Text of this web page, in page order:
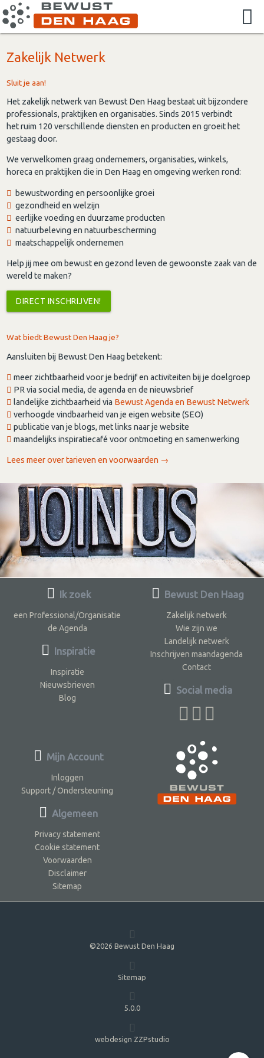
Zakelijk Netwerk
Sluit je aan!
Het zakelijk netwerk van Bewust Den Haag bestaat uit bijzondere
professionals, praktijken en organisaties. Sinds 2015 verbindt
het ruim 120 verschillende diensten en producten en groeit het
gestaag door.
We verwelkomen graag ondernemers, organisaties, winkels,
horeca en praktijken die in Den Haag en omgeving werken rond:
bewustwording en persoonlijke groei
gezondheid en welzijn
eerlijke voeding en duurzame producten
natuurbeleving en natuurbescherming
maatschappelijk ondernemen
Help jij mee om bewust en gezond leven de gewoonste zaak van de
wereld te maken?
DIRECT INSCHRIJVEN!
Wat biedt Bewust Den Haag je?
Aansluiten bij Bewust Den Haag betekent:
meer zichtbaarheid voor je bedrijf en activiteiten bij je doelgroep
PR via social media, de agenda en de nieuwsbrief
landelijke zichtbaarheid via Bewust Agenda en Bewust Netwerk
verhoogde vindbaarheid van je eigen website (SEO)
publicatie van je blogs, met links naar je website
maandelijks inspiratiecafé voor ontmoeting en samenwerking
Lees meer over tarieven en voorwaarden →
Ik zoek
een Professional/Organisatie
de Agenda
Inspiratie
Inspiratie
Nieuwsbrieven
Blog
Bewust Den Haag
Zakelijk netwerk
Wie zijn we
Landelijk netwerk
Inschrijven maandagenda
Contact
Social media
Mijn Account
Inloggen
Support / Ondersteuning
Algemeen
Privacy statement
Cookie statement
Voorwaarden
Disclaimer
Sitemap
©2026 Bewust Den Haag
Sitemap
5.0.0
webdesign ZZPstudio